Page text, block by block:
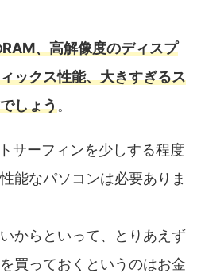
、高解像度のディスプ
ックス性能、大きすぎるス
しょう。
サーフィンを少しする程度
能なパソコンは必要ありま
からといって、とりあえず
買っておくというのはお金